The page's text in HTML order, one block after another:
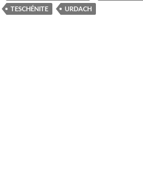
TESCHÉNITE
URDACH